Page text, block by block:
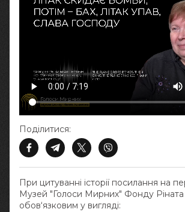
При цитуванні історії посилання на
Музей "Голоси Мирних" Фонду
обов‘язковим у вигляді:
Поділитися: